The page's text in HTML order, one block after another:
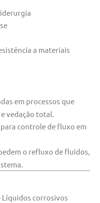
a materiais
em processos que
vedação total.
controle de fluxo em
o refluxo de fluidos,
Líquidos corrosivos